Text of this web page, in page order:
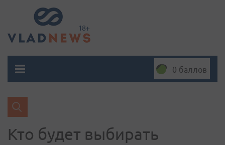
0 баллов
Кто будет выбирать